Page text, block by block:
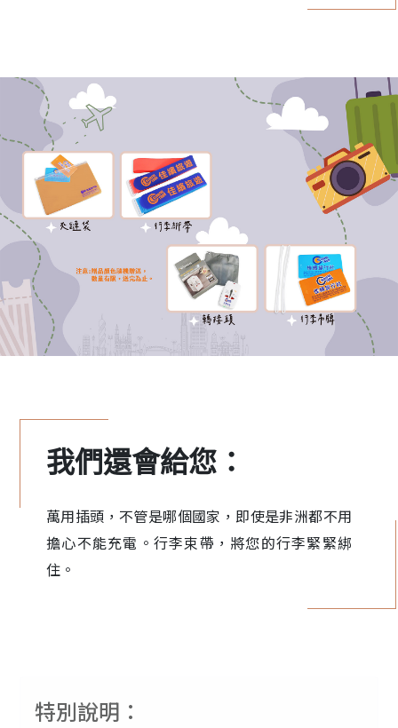
我們還會給您：
萬用插頭，不管是哪個國家，即使是非洲都不用
擔心不能充電。行李束帶，將您的行李緊緊綁
住。
特別說明：